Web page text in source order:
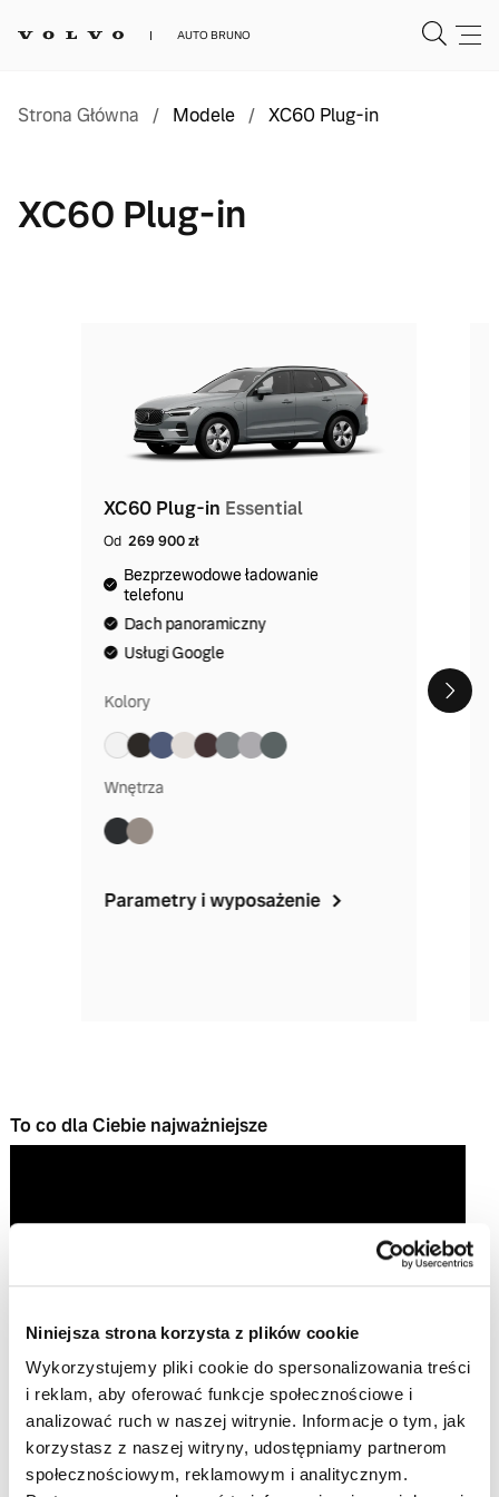
Niniejsza strona korzysta z plików cookie
Wykorzystujemy pliki cookie do spersonalizowania treści
i reklam, aby oferować funkcje społecznościowe i
analizować ruch w naszej witrynie. Informacje o tym, jak
korzystasz z naszej witryny, udostępniamy partnerom
społecznościowym, reklamowym i analitycznym.
AUTO BRUNO
Strona Główna / Modele / XC60 Plug-in
XC60 Plug-in
XC60 Plug-in Essential
Od269 900 zł
Bezprzewodowe ładowanie
telefonu
Dach panoramiczny
Usługi Google
Kolory
Wnętrza
Parametry i wyposażenie
To co dla Ciebie najważniejsze
Play
Video